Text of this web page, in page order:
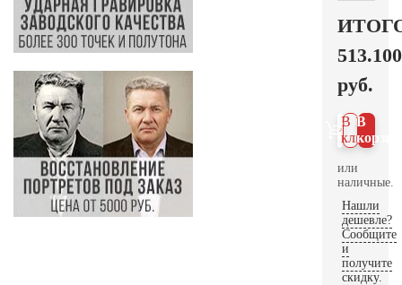
513.100
руб.
В
В 1
клик
или
наличные.
Нашли
дешевле?
Сообщите
и
получите
скидку.